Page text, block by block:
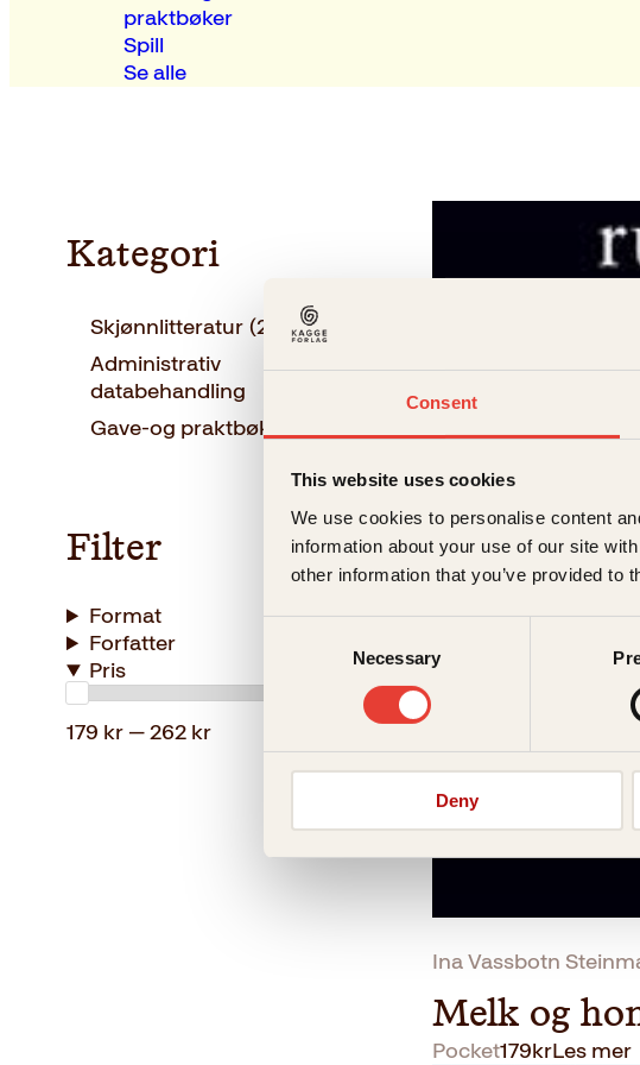
Consent
This website uses cookies
We use cookies to personalise content
information about your use of our site
other information that you’ve provided to
Necessary
Deny
praktbøker
Spill
Se alle
Kategori
Skjønnlitteratur (2)
Administrativ
databehandling
(1
Gave-og praktbøker
Filter
Format
Forfatter
Pris
179 kr — 262 kr
Rupi Kaur
Melk og
Innbundet299kr
p
r
n
n
i
p
i
s
v
a
Ina Vassbotn
Melk og
Pocket179krLes mer